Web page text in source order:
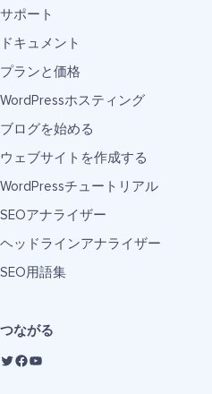
サポート
ドキュメント
プランと価格
WordPressホスティング
ブログを始める
ウェブサイトを作成する
WordPressチュートリアル
SEOアナライザー
ヘッドラインアナライザー
SEO用語集
つながる